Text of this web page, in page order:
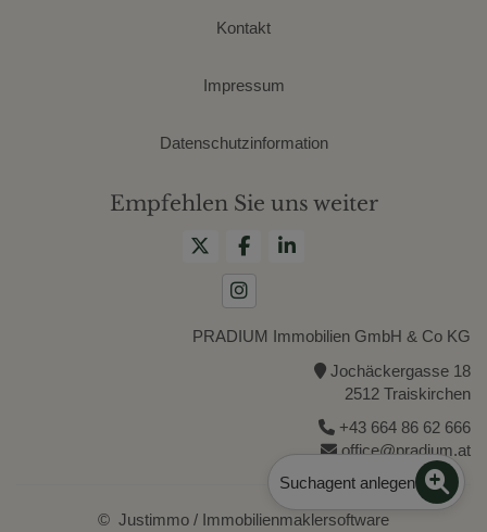
Kontakt
Impressum
Datenschutzinformation
Empfehlen Sie uns weiter
PRADIUM Immobilien GmbH & Co KG
Jochäckergasse 18
2512 Traiskirchen
+43 664 86 62 666
office@pradium.at
© Justimmo / Immobilienmaklersoftware
Suchagent anlegen